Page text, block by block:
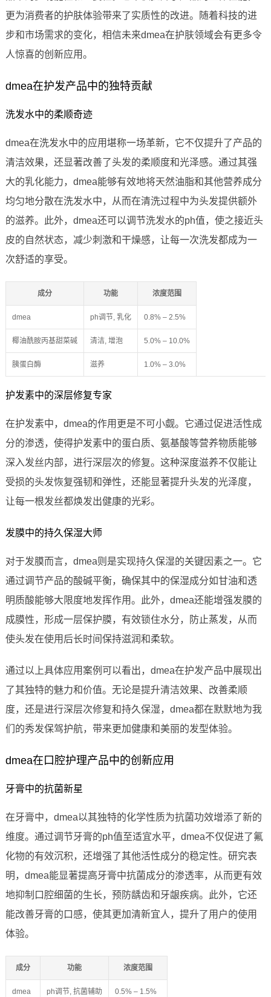
更为消费者的护肤体验带来了实质性的改进。随着科技的进
步和市场需求的变化，相信未来dmea在护肤领域会有更多令
人惊喜的创新应用。
dmea在护发产品中的独特贡献
洗发水中的柔顺奇迹
dmea在洗发水中的应用堪称一场革新，它不仅提升了产品的
清洁效果，还显著改善了头发的柔顺度和光泽感。通过其强
大的乳化能力，dmea能够有效地将天然油脂和其他营养成分
均匀地分散在洗发水中，从而在清洗过程中为头发提供额外
的滋养。此外，dmea还可以调节洗发水的ph值，使之接近头
皮的自然状态，减少刺激和干燥感，让每一次洗发都成为一
次舒适的享受。
成分 功能 浓度范围
dmea ph调节, 乳化 0.8% – 2.5%
椰油酰胺丙基甜菜碱 清洁, 增泡 5.0% – 10.0%
胰蛋白酶 滋养 1.0% – 3.0%
护发素中的深层修复专家
在护发素中，dmea的作用更是不可小觑。它通过促进活性成
分的渗透，使得护发素中的蛋白质、氨基酸等营养物质能够
深入发丝内部，进行深层次的修复。这种深度滋养不仅能让
受损的头发恢复强韧和弹性，还能显著提升头发的光泽度，
让每一根发丝都焕发出健康的光彩。
发膜中的持久保湿大师
对于发膜而言，dmea则是实现持久保湿的关键因素之一。它
通过调节产品的酸碱平衡，确保其中的保湿成分如甘油和透
明质酸能够大限度地发挥作用。此外，dmea还能增强发膜的
成膜性，形成一层保护膜，有效锁住水分，防止蒸发，从而
使头发在使用后长时间保持滋润和柔软。
通过以上具体应用案例可以看出，dmea在护发产品中展现出
了其独特的魅力和价值。无论是提升清洁效果、改善柔顺
度，还是进行深层次修复和持久保湿，dmea都在默默地为我
们的秀发保驾护航，带来更加健康和美丽的发型体验。
dmea在口腔护理产品中的创新应用
牙膏中的抗菌新星
在牙膏中，dmea以其独特的化学性质为抗菌功效增添了新的
维度。通过调节牙膏的ph值至适宜水平，dmea不仅促进了氟
化物的有效沉积，还增强了其他活性成分的稳定性。研究表
明，dmea能显著提高牙膏中抗菌成分的渗透率，从而更有效
地抑制口腔细菌的生长，预防龋齿和牙龈疾病。此外，它还
能改善牙膏的口感，使其更加清新宜人，提升了用户的使用
体验。
成分 功能 浓度范围
dmea ph调节, 抗菌辅助 0.5% – 1.5%